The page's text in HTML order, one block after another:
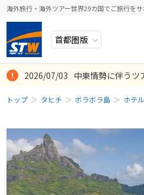
海外旅行・海外ツアー世界29カ国でご旅行を
ヨーロッパ
中近東・トルコ
アジア
ロシア・中央アジア
アメリカ・カナダ
人気のテーマ
お得な旅
目的
2026/07/03 中東情勢に伴うツ
トップ タヒチ ボラボラ島 ホテ